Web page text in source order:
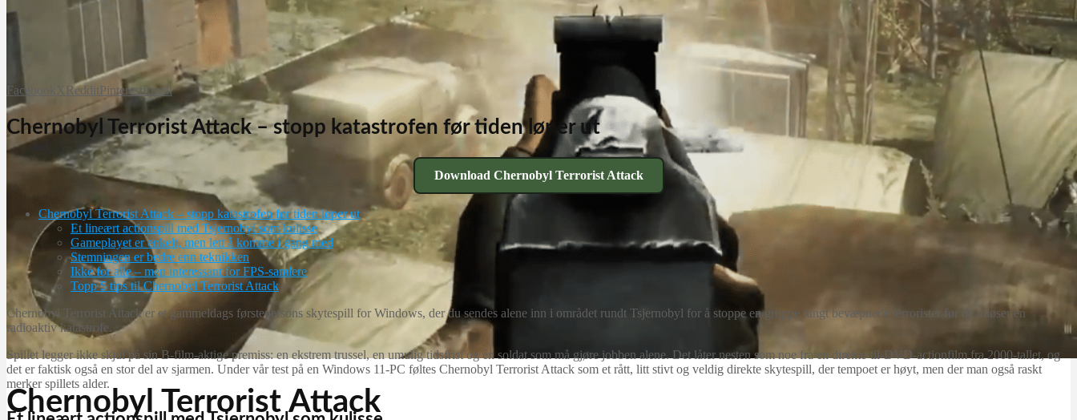
Chernobyl Terrorist Attack
Facebook X RedditPinterestEmail
Chernobyl Terrorist Attack – stopp katastrofen før tiden løper ut
Download Chernobyl Terrorist Attack
Chernobyl Terrorist Attack – stopp katastrofen før tiden løper ut
Et lineært actionspill med Tsjernobyl som kulisse
Gameplayet er enkelt, men lett å komme i gang med
Stemningen er bedre enn teknikken
Ikke for alle – men interessant for FPS-samlere
Topp 5 tips til Chernobyl Terrorist Attack
Chernobyl Terrorist Attack er et gammeldags førstepersons skytespill for Windows, der du sendes alene inn i området rundt Tsjernobyl for å stoppe en gruppe tungt bevæpnede terrorister før de utløser en
radioaktiv katastrofe.
Spillet legger ikke skjul på sin B‑film‑aktige premiss: en ekstrem trussel, en umulig tidsfrist og én soldat som må gjøre jobben alene. Det låter nesten som noe fra en direkte‑til‑DVD‑actionfilm fra 2000‑tallet, og
det er faktisk også en stor del av sjarmen. Under vår test på en Windows 11‑PC føltes Chernobyl Terrorist Attack som et rått, litt stivt og veldig direkte skytespill, der tempoet er høyt, men der man også raskt
merker spillets alder.